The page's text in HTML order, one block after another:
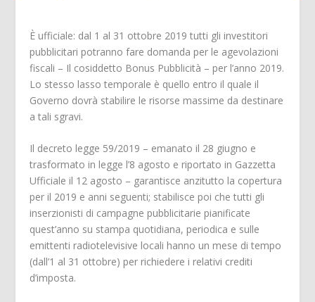
È ufficiale: dal 1 al 31 ottobre 2019 tutti gli investitori
pubblicitari potranno fare domanda per le agevolazioni
fiscali – Il cosiddetto Bonus Pubblicità – per l’anno 2019.
Lo stesso lasso temporale è quello entro il quale il
Governo dovrà stabilire le risorse massime da destinare
a tali sgravi.
Il decreto legge 59/2019 – emanato il 28 giugno e
trasformato in legge l’8 agosto e riportato in Gazzetta
Ufficiale il 12 agosto – garantisce anzitutto la copertura
per il 2019 e anni seguenti; stabilisce poi che tutti gli
inserzionisti di campagne pubblicitarie pianificate
quest’anno su stampa quotidiana, periodica e sulle
emittenti radiotelevisive locali hanno un mese di tempo
(dall’1 al 31 ottobre) per richiedere i relativi crediti
d’imposta.